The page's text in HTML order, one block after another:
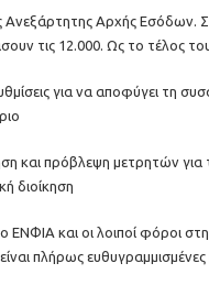
Ανεξάρτητης Αρχής Εσόδων.
τις 12.000. Ως το τέλος
για να αποφύγει τη
και πρόβλεψη μετρητών για
διοίκηση
ΕΝΦΙΑ και οι λοιποί φόροι
πλήρως ευθυγραμμισμένες